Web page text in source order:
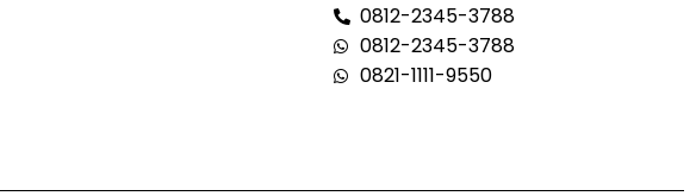
0812-2345-3788
0812-2345-3788
0821-1111-9550